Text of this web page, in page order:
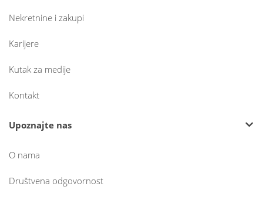
Nekretnine i zakupi
Karijere
Kutak za medije
Kontakt
Upoznajte nas
O nama
Društvena odgovornost